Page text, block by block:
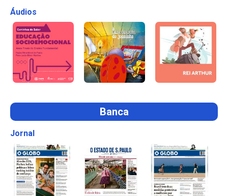
Áudios
Banca
Jornal